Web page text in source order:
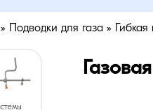
» Подводки для газа »